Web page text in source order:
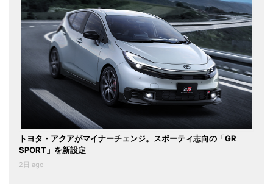
トヨタ・アクアがマイナーチェンジ。スポーティ志向の「GR
SPORT」を新設定
2日 ago